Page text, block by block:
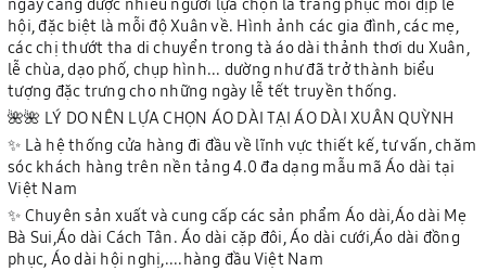
hội, đặc biệt là mỗi độ Xuân về. Hình ảnh các gia đình, các mẹ,
các chị thướt tha di chuyển trong tà áo dài thảnh thơi du Xuân,
lễ chùa, dạo phố, chụp hình... dường như đã trở thành biểu
tượng đặc trưng cho những ngày lễ tết truyền thống.
🌺🌺 LÝ DO NÊN LỰA CHỌN ÁO DÀI TẠI ÁO DÀI XUÂN QUỲNH
✨ Là hệ thống cửa hàng đi đầu về lĩnh vực thiết kế, tư vấn, chăm
sóc khách hàng trên nền tảng 4.0 đa dạng mẫu mã Áo dài tại
Việt Nam
✨ Chuyên sản xuất và cung cấp các sản phẩm Áo dài,Áo dài Mẹ
Bà Sui,Áo dài Cách Tân. Áo dài cặp đôi, Áo dài cưới,Áo dài đồng
phục, Áo dài hội nghị,....hàng đầu Việt Nam